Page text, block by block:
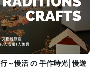
～慢活 の 手作時光│慢遊